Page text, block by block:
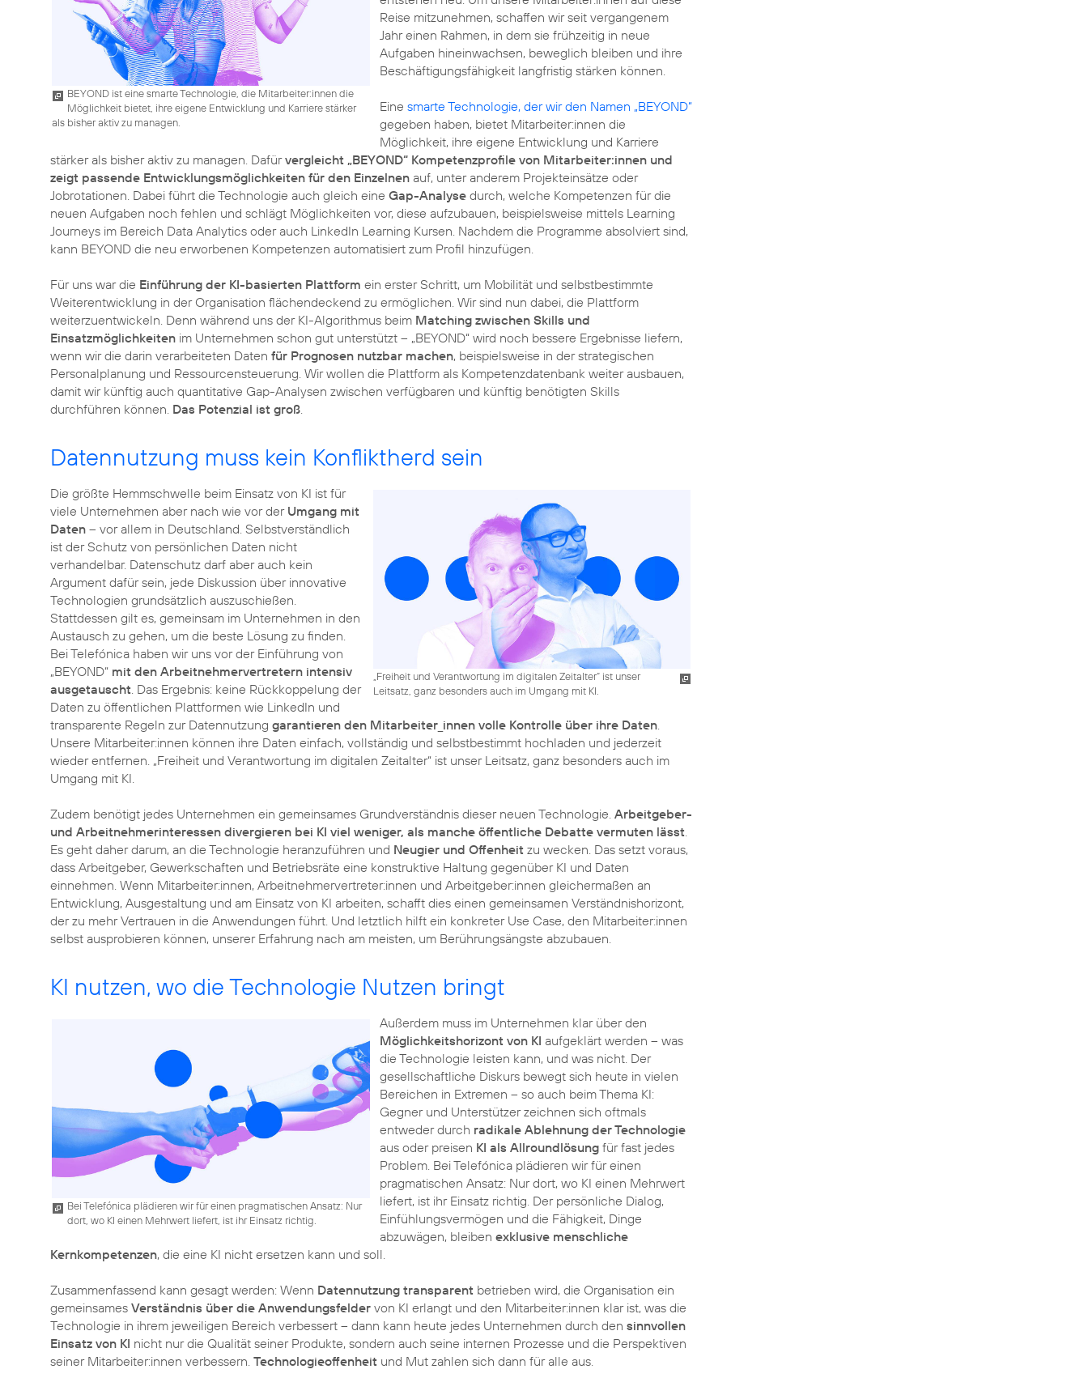
BEYOND ist eine smarte Technologie, die Mitarbeiter:innen die
Möglichkeit bietet, ihre eigene Entwicklung und Karriere stärker
als bisher aktiv zu managen.
Reise mitzunehmen, schaffen wir seit vergangenem
Jahr einen Rahmen, in dem sie frühzeitig in neue
Aufgaben hineinwachsen, beweglich bleiben und ihre
Beschäftigungsfähigkeit langfristig stärken können.
Eine smarte Technologie, der wir den Namen „BEYOND“
gegeben haben, bietet Mitarbeiter:innen die
Möglichkeit, ihre eigene Entwicklung und Karriere
stärker als bisher aktiv zu managen. Dafürvergleicht „BEYOND“ Kompetenzprofile von Mitarbeiter:innen und
zeigt passende Entwicklungsmöglichkeiten für den Einzelnen auf, unter anderem Projekteinsätze oder
Jobrotationen. Dabei führt die Technologie auch gleich eine Gap-Analyse durch, welche Kompetenzen für die
neuen Aufgaben noch fehlen und schlägt Möglichkeiten vor, diese aufzubauen, beispielsweise mittels Learning
Journeys im Bereich Data Analytics oder auch LinkedIn Learning Kursen. Nachdem die Programme absolviert sind,
kann BEYOND die neu erworbenen Kompetenzen automatisiert zum Profil hinzufügen.
Für uns war die Einführung der KI-basierten Plattform ein erster Schritt, um Mobilität und selbstbestimmte
Weiterentwicklung in der Organisation flächendeckend zu ermöglichen. Wir sind nun dabei, die Plattform
weiterzuentwickeln. Denn während uns der KI-Algorithmus beim Matching zwischen Skills und
Einsatzmöglichkeiten im Unternehmen schon gut unterstützt – „BEYOND“ wird noch bessere Ergebnisse liefern,
wenn wir die darin verarbeiteten Daten für Prognosen nutzbar machen, beispielsweise in der strategischen
Personalplanung und Ressourcensteuerung. Wir wollen die Plattform als Kompetenzdatenbank weiter ausbauen,
damit wir künftig auch quantitative Gap-Analysen zwischen verfügbaren und künftig benötigten Skills
durchführen können. Das Potenzial ist groß.
Datennutzung muss kein Konfliktherd sein
„Freiheit und Verantwortung im digitalen Zeitalter“ ist unser
Leitsatz, ganz besonders auch im Umgang mit KI.
Die größte Hemmschwelle beim Einsatz von KI ist für
viele Unternehmen aber nach wie vor der Umgang mit
Daten – vor allem in Deutschland. Selbstverständlich
ist der Schutz von persönlichen Daten nicht
verhandelbar. Datenschutz darf aber auch kein
Argument dafür sein, jede Diskussion über innovative
Technologien grundsätzlich auszuschießen.
Stattdessen gilt es, gemeinsam im Unternehmen in den
Austausch zu gehen, um die beste Lösung zu finden.
Bei Telefónica haben wir uns vor der Einführung von
„BEYOND“ mit den Arbeitnehmervertretern intensiv
ausgetauscht. Das Ergebnis: keine Rückkoppelung der
Daten zu öffentlichen Plattformen wie LinkedIn und
transparente Regeln zur Datennutzung garantieren den Mitarbeiter_innen volle Kontrolle über ihre Daten.
Unsere Mitarbeiter:innen können ihre Daten einfach, vollständig und selbstbestimmt hochladen und jederzeit
wieder entfernen. „Freiheit und Verantwortung im digitalen Zeitalter“ ist unser Leitsatz, ganz besonders auch im
Umgang mit KI.
Zudem benötigt jedes Unternehmen ein gemeinsames Grundverständnis dieser neuen Technologie. Arbeitgeber-
und Arbeitnehmerinteressen divergieren bei KI viel weniger, als manche öffentliche Debatte vermuten lässt.
Es geht daher darum, an die Technologie heranzuführen und Neugier und Offenheit zu wecken. Das setzt voraus,
dass Arbeitgeber, Gewerkschaften und Betriebsräte eine konstruktive Haltung gegenüber KI und Daten
einnehmen. Wenn Mitarbeiter:innen, Arbeitnehmervertreter:innen und Arbeitgeber:innen gleichermaßen an
Entwicklung, Ausgestaltung und am Einsatz von KI arbeiten, schafft dies einen gemeinsamen Verständnishorizont,
der zu mehr Vertrauen in die Anwendungen führt. Und letztlich hilft ein konkreter Use Case, den Mitarbeiter:innen
selbst ausprobieren können, unserer Erfahrung nach am meisten, um Berührungsängste abzubauen.
KI nutzen, wo die Technologie Nutzen bringt
Bei Telefónica plädieren wir für einen pragmatischen Ansatz: Nur
dort, wo KI einen Mehrwert liefert, ist ihr Einsatz richtig.
Außerdem muss im Unternehmen klar über den
Möglichkeitshorizont von KI aufgeklärt werden – was
die Technologie leisten kann, und was nicht. Der
gesellschaftliche Diskurs bewegt sich heute in vielen
Bereichen in Extremen – so auch beim Thema KI:
Gegner und Unterstützer zeichnen sich oftmals
entweder durch radikale Ablehnung der Technologie
aus oder preisen KI als Allroundlösungfür fast jedes
Problem. Bei Telefónica plädieren wir für einen
pragmatischen Ansatz: Nur dort, wo KI einen Mehrwert
liefert, ist ihr Einsatz richtig. Der persönliche Dialog,
Einfühlungsvermögen und die Fähigkeit, Dinge
abzuwägen, bleiben exklusive menschliche
Kernkompetenzen, die eine KI nicht ersetzen kann und soll.
Zusammenfassend kann gesagt werden: Wenn Datennutzung transparent betrieben wird, die Organisation ein
gemeinsames Verständnis über die Anwendungsfelder von KI erlangt und den Mitarbeiter:innen klar ist, was die
Technologie in ihrem jeweiligen Bereich verbessert – dann kann heute jedes Unternehmen durch den sinnvollen
Einsatz von KI nicht nur die Qualität seiner Produkte, sondern auch seine internen Prozesse und die Perspektiven
seiner Mitarbeiter:innen verbessern. Technologieoffenheit und Mut zahlen sich dann für alle aus.